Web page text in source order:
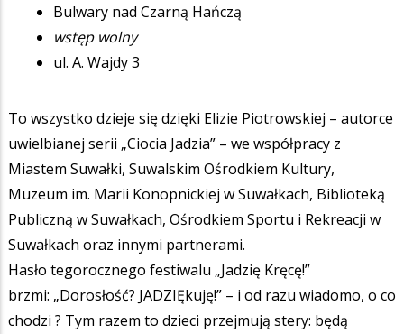
Bulwary nad Czarną Hańczą
wstęp wolny
ul. A. Wajdy 3
To wszystko dzieje się dzięki Elizie Piotrowskiej – autorce
uwielbianej serii „Ciocia Jadzia” – we współpracy z
Miastem Suwałki, Suwalskim Ośrodkiem Kultury,
Muzeum im. Marii Konopnickiej w Suwałkach, Biblioteką
Publiczną w Suwałkach, Ośrodkiem Sportu i Rekreacji w
Suwałkach oraz innymi partnerami.
Hasło tegorocznego festiwalu „Jadzię Kręcę!”
brzmi: „Dorosłość? JADZIĘkuję!” – i od razu wiadomo, o co
chodzi ? Tym razem to dzieci przejmują stery: będą